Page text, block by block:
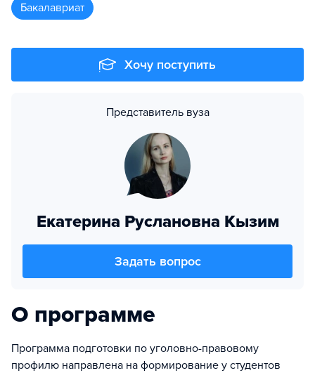
бакалавриат
Хочу поступить
Представитель вуза
Екатерина Руслановна Кызим
Задать вопрос
О программе
Программа подготовки по уголовно-правовому
профилю направлена на формирование у студентов